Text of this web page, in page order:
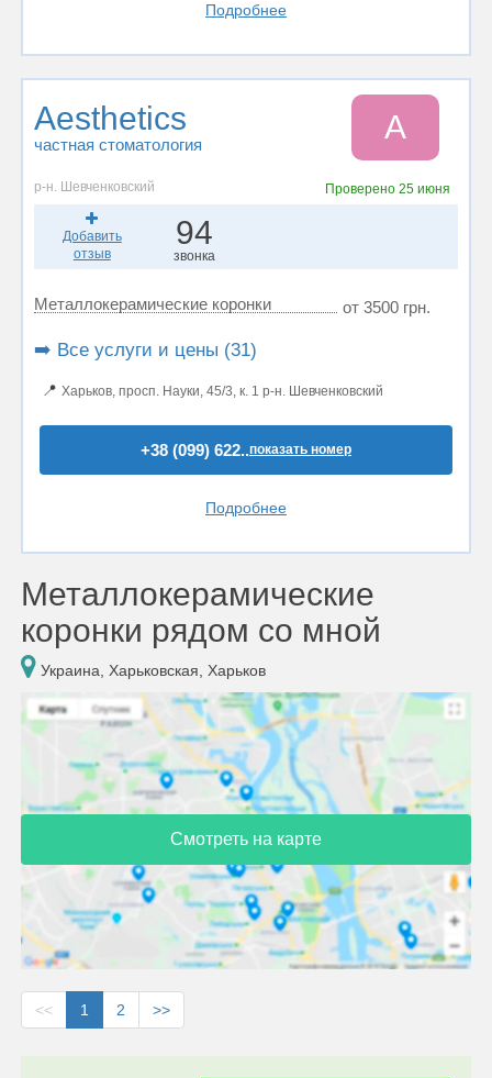
Подробнее
Aesthetics
частная стоматология A
р-н. Шевченковский Проверено 25 июня
Добавить
отзыв
94
звонка
Металлокерамические коронки от 3500 грн.
➡️ Все услуги и цены (31)
📍 Харьков, просп. Науки, 45/3, к. 1 р-н. Шевченковский
+38 (099) 622..показать номер
Подробнее
Металлокерамические
коронки рядом со мной
Украина, Харьковская, Харьков
Смотреть на карте
<< 1 2 >>